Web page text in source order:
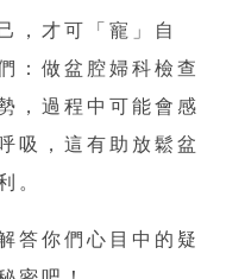
，才可「寵」自
：做盆腔婦科檢查
，過程中可能會感
吸，這有助放鬆盆
。
答你們心目中的疑